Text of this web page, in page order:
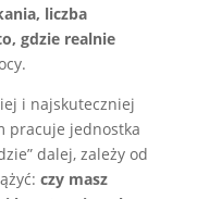
liczba
gdzie realnie
i najskuteczniej
pracuje jednostka
dalej, zależy od
czy masz